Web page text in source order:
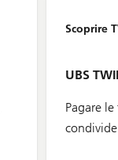
UBS
Pagare
Scoprire